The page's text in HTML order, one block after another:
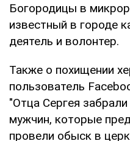
Богородицы в
известный в городе
деятель и волонтер.
Также о похищении
пользователь
"Отца Сергея
мужчин, которые
провели обыск в